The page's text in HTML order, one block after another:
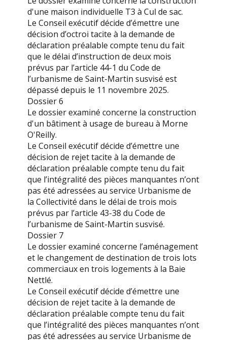
d'une maison individuelle T3 à Cul de sac.
Le Conseil exécutif décide d’émettre une
décision d’octroi tacite à la demande de
déclaration préalable compte tenu du fait
que le délai d’instruction de deux mois
prévus par l’article 44-1 du Code de
l’urbanisme de Saint-Martin susvisé est
dépassé depuis le 11 novembre 2025.
Dossier 6
Le dossier examiné concerne la construction
d'un bâtiment à usage de bureau à Morne
O'Reilly.
Le Conseil exécutif décide d’émettre une
décision de rejet tacite à la demande de
déclaration préalable compte tenu du fait
que l’intégralité des pièces manquantes n’ont
pas été adressées au service Urbanisme de
la Collectivité dans le délai de trois mois
prévus par l’article 43-38 du Code de
l’urbanisme de Saint-Martin susvisé.
Dossier 7
Le dossier examiné concerne l’aménagement
et le changement de destination de trois lots
commerciaux en trois logements à la Baie
Nettlé.
Le Conseil exécutif décide d’émettre une
décision de rejet tacite à la demande de
déclaration préalable compte tenu du fait
que l’intégralité des pièces manquantes n’ont
pas été adressées au service Urbanisme de